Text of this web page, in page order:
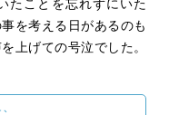
たことを忘れずにいた
を考える日があるのも
上げての号泣でした。